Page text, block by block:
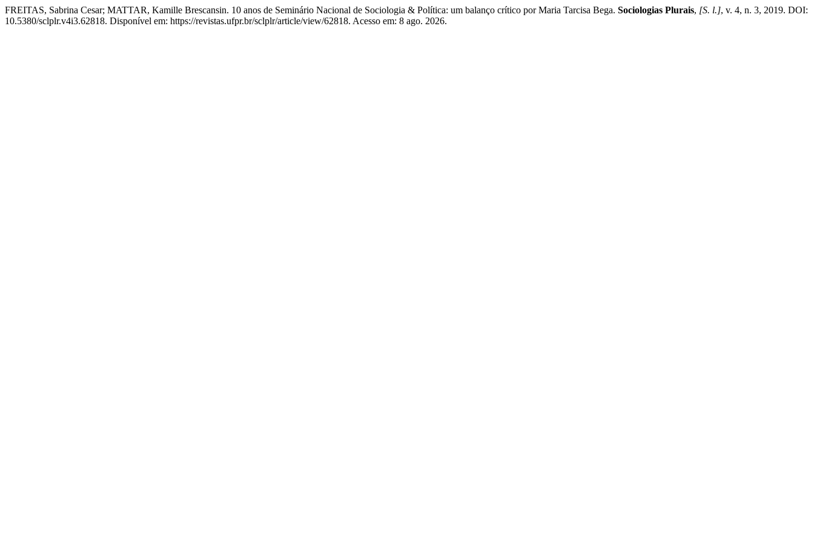
FREITAS, Sabrina Cesar; MATTAR, Kamille Brescansin. 10 anos de Seminário Nacional de Sociologia & Política: um balanço crítico por Maria Tarcisa Bega. Sociologias Plurais, [S. l.], v. 4, n. 3, 2019. DOI:
10.5380/sclplr.v4i3.62818. Disponível em: https://revistas.ufpr.br/sclplr/article/view/62818. Acesso em: 8 ago. 2026.